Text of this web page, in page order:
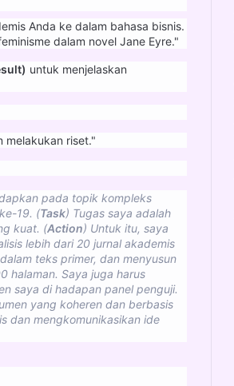
Anda ke dalam bahasa bisnis.
dalam novel Jane Eyre."
untuk menjelaskan
melakukan riset."
pada topik kompleks
19. (Task) Tugas saya adalah
kuat. (Action) Untuk itu, saya
lebih dari 20 jurnal akademis
teks primer, dan menyusun
halaman. Saya juga harus
saya di hadapan panel penguji.
yang koheren dan berbasis
dan mengkomunikasikan ide